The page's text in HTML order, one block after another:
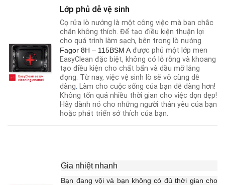
Lớp phủ dễ vệ sinh
Cọ rửa lò nướng là một công việc mà bạn chắc
chắn không thích. Để tạo điều kiện thuận lợi
cho quá trình làm sạch, bên trong lò nướng
Fagor 8H – 115BSM Ađược phủ một lớp men
EasyClean đặc biệt, không có lỗ rỗng và khoang
tạo điều kiện cho chất bẩn và dầu mỡ lắng
đọng. Từ nay, việc vệ sinh lò sẽ vô cùng dễ
dàng. Làm cho cuộc sống của bạn dễ dàng hơn!
Không tốn quá nhiều thời gian cho việc dọn dẹp!
Hãy dành nó cho những người thân yêu của bạn
hoặc phát triển sở thích của bạn.
Gia nhiệt nhanh
Bạn đang vội và bạn không có đủ thời gian cho